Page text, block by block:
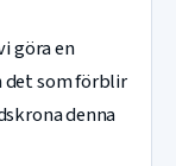
göra en
det som förblir
denna